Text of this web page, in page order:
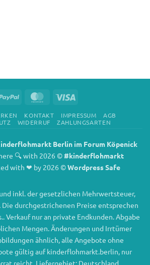
PayPal MasterCard
KONTAKT IMPRESSUM
AGB
WIDERRUF ZAHLUNGSARTEN
Berlin im Forum Köpenick
🔍 with 2026 ©#kinderflohmarkt
with ❤ by 2026 ©Wordpress Safe
inkl. der gesetzlichen Mehrwertsteuer,
Die durchgestrichenen Preise entsprechen
Verkauf nur an private Endkunden. Abgabe
Mengen. Änderungen und Irrtümer
ähnlich, alle Angebote ohne
gültig auf kinderflohmarkt.berlin, nur
reicht. Liefergebiet: Deutschland.